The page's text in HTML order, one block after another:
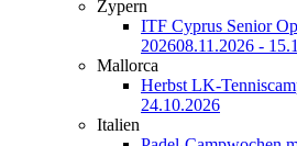
Zypern
ITF Cyprus Senior
202608.11.2026 -
Mallorca
Herbst LK-
24.10.2026
Italien